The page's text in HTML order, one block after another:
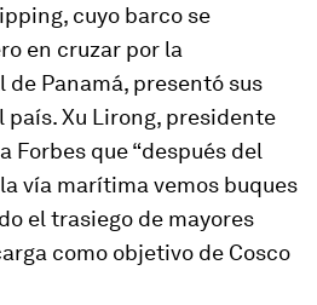
cuyo barco se
en cruzar por la
Panamá, presentó sus
país. Xu Lirong, presidente
Forbes que “después del
vía marítima vemos buques
el trasiego de mayores
como objetivo de Cosco